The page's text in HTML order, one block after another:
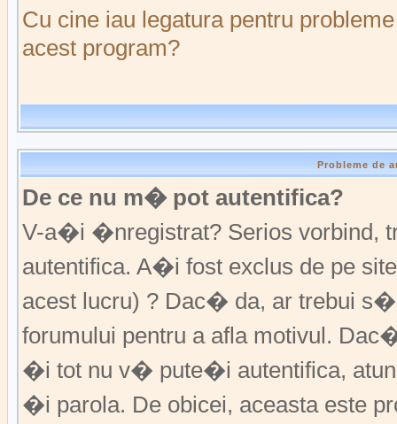
Cu cine iau legatura pentru
acest program?
Probleme de
De ce nu m� pot autentifica?
V-a�i �nregistrat? Serios
autentifica. A�i fost exclus de pe
acest lucru) ? Dac� da, ar trebui
forumului pentru a afla motivul.
�i tot nu v� pute�i autentifica,
�i parola. De obicei, aceasta este